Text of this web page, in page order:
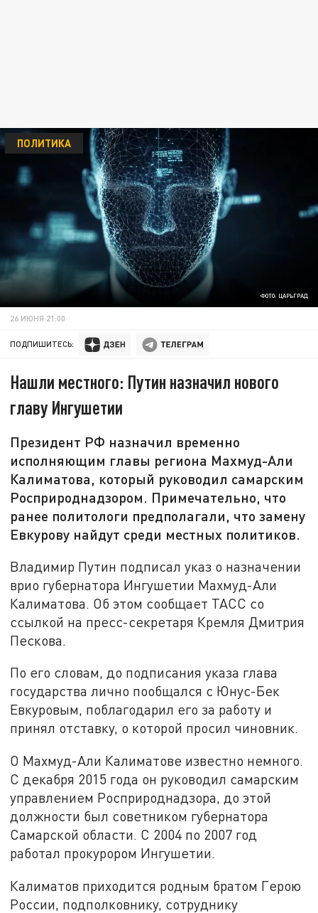
ФОТО: ЦАРЬГРАД
ПОЛИТИКА
26 ИЮНЯ 21:00
ПОДПИШИТЕСЬ:
Нашли местного: Путин назначил нового
главу Ингушетии
Президент РФ назначил временно
исполняющим главы региона Махмуд-Али
Калиматова, который руководил самарским
Росприроднадзором. Примечательно, что
ранее политологи предполагали, что замену
Евкурову найдут среди местных политиков.
Владимир Путин подписал указ о назначении
врио губернатора Ингушетии Махмуд-Али
Калиматова. Об этом сообщает ТАСС со
ссылкой на пресс-секретаря Кремля Дмитрия
Пескова.
По его словам, до подписания указа глава
государства лично пообщался с Юнус-Бек
Евкуровым, поблагодарил его за работу и
принял отставку, о которой просил чиновник.
О Махмуд-Али Калиматове известно немного.
С декабря 2015 года он руководил самарским
управлением Росприроднадзора, до этой
должности был советником губернатора
Самарской области. С 2004 по 2007 год
работал прокурором Ингушетии.
Калиматов приходится родным братом Герою
России, подполковнику, сотруднику